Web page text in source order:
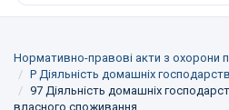
Нормативно-правові акти з охорони
P Діяльність домашніх господарств
97 Діяльність домашніх
власного споживання